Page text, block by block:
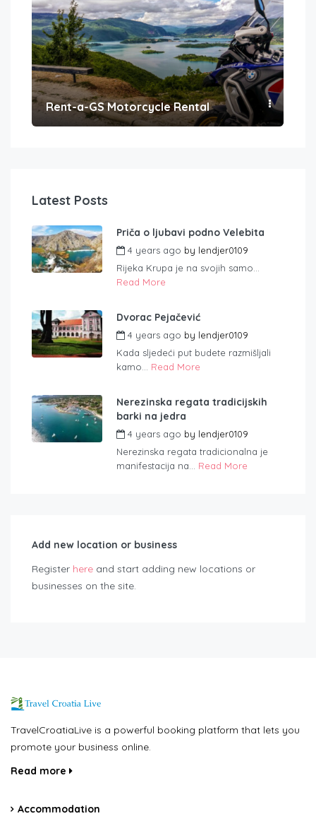
Rent-a-GS Motorcycle Rental
Latest Posts
Priča o ljubavi podno Velebita
4 years ago by lendjer0109
Rijeka Krupa je na svojih samo...
Read More
Dvorac Pejačević
4 years ago by lendjer0109
Kada sljedeći put budete razmišljali
kamo... Read More
Nerezinska regata tradicijskih
barki na jedra
4 years ago by lendjer0109
Nerezinska regata tradicionalna je
manifestacija na... Read More
Add new location or business
Register here and start adding new locations or
businesses on the site.
TravelCroatiaLive is a powerful booking platform that lets you
promote your business online.
Read more
Accommodation